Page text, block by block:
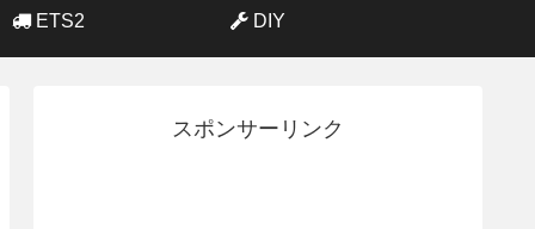
ETS2 DIY
スポンサーリンク